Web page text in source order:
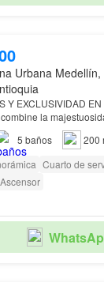
Urbana
Y EXCLUSIVIDAD
la
5 baños
200
Cuarto de
Ascensor